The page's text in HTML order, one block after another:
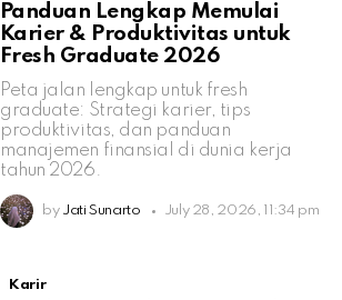
Panduan Lengkap Memulai
Karier & Produktivitas untuk
Fresh Graduate 2026
Peta jalan lengkap untuk fresh
graduate: Strategi karier, tips
produktivitas, dan panduan
manajemen finansial di dunia kerja
tahun 2026.
by Jati Sunarto July 28, 2026, 11:34 pm
Karir